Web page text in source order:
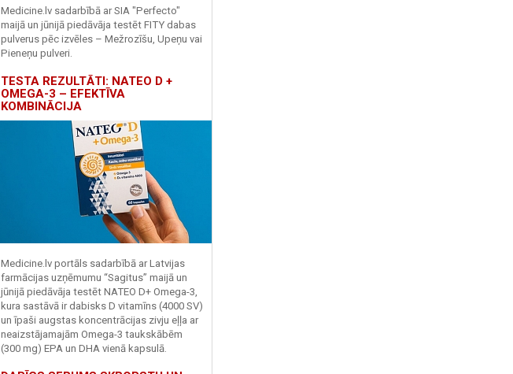
Medicine.lv sadarbībā ar SIA "Perfecto"
maijā un jūnijā piedāvāja testēt FITY dabas
pulverus pēc izvēles – Mežrozīšu, Upeņu vai
Pieneņu pulveri.
TESTA REZULTĀTI: NATEO D +
OMEGA-3 – EFEKTĪVA
KOMBINĀCIJA
Medicine.lv portāls sadarbībā ar Latvijas
farmācijas uzņēmumu “Sagitus” maijā un
jūnijā piedāvāja testēt NATEO D+ Omega-3,
kura sastāvā ir dabisks D vitamīns (4000 SV)
un īpaši augstas koncentrācijas zivju eļļa ar
neaizstājamajām Omega-3 taukskābēm
(300 mg) EPA un DHA vienā kapsulā.